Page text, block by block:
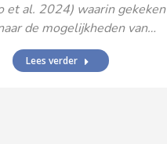
et al. 2024) waarin gekeken
de mogelijkheden van…
Lees verder